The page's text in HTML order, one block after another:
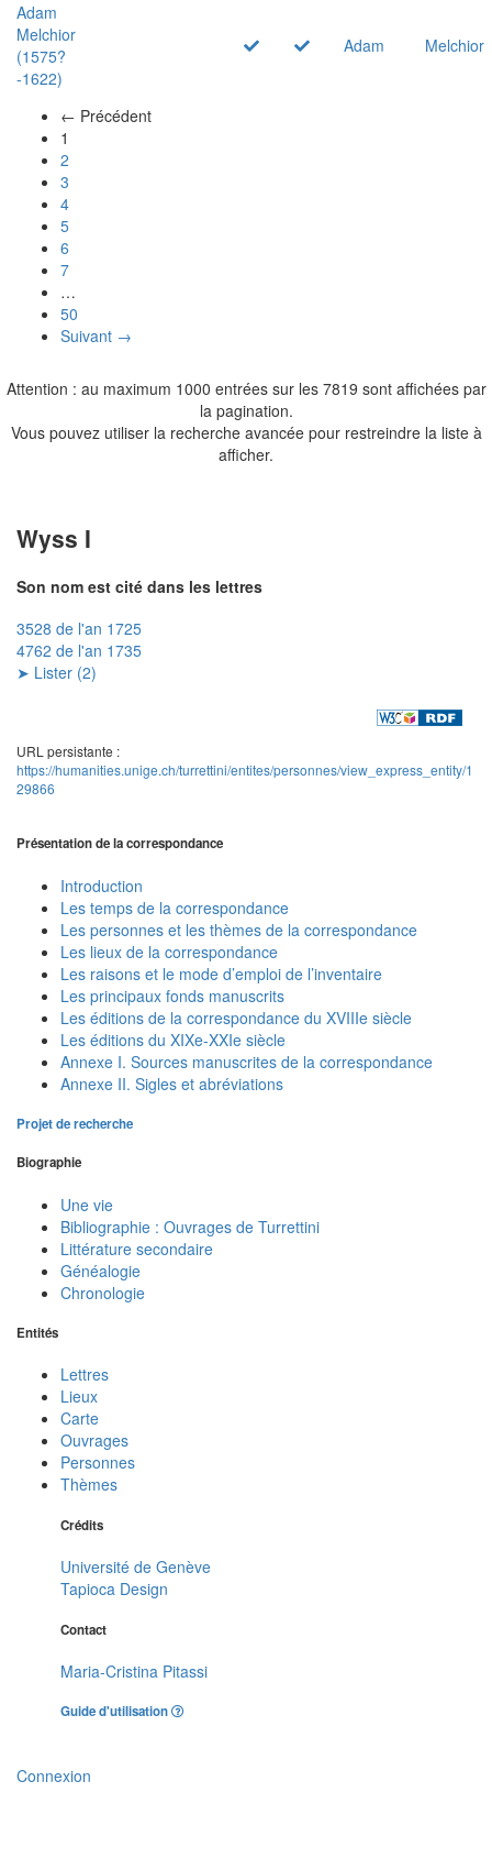
Adam
Melchior
(1575?
-1622)
Adam Melchior
← Précédent
1
2
3
4
5
6
7
…
50
Suivant →
Attention : au maximum 1000 entrées sur les 7819 sont affichées par
la pagination.
Vous pouvez utiliser la recherche avancée pour restreindre la liste à
afficher.
Wyss I
Son nom est cité dans les lettres
3528 de l'an 1725
4762 de l'an 1735
➤ Lister (2)
URL persistante :
https://humanities.unige.ch/turrettini/entites/personnes/view_express_entity/1
29866
Présentation de la correspondance
Introduction
Les temps de la correspondance
Les personnes et les thèmes de la correspondance
Les lieux de la correspondance
Les raisons et le mode d’emploi de l’inventaire
Les principaux fonds manuscrits
Les éditions de la correspondance du XVIIIe siècle
Les éditions du XIXe-XXIe siècle
Annexe I. Sources manuscrites de la correspondance
Annexe II. Sigles et abréviations
Projet de recherche
Biographie
Une vie
Bibliographie : Ouvrages de Turrettini
Littérature secondaire
Généalogie
Chronologie
Entités
Lettres
Lieux
Carte
Ouvrages
Personnes
Thèmes
Crédits
Université de Genève
Tapioca Design
Contact
Maria-Cristina Pitassi
Guide d'utilisation
Connexion